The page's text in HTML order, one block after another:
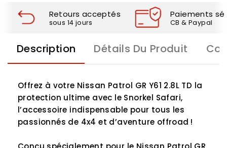
Retours acceptés
sous 14 jours
Paiements
CB & Paypal
Description Détails Du Produit
Offrez à votre Nissan Patrol GR Y61 2.8L TD la
protection ultime avec le Snorkel Safari,
l’accessoire indispensable pour tous les
passionnés de 4x4 et d’aventure offroad !